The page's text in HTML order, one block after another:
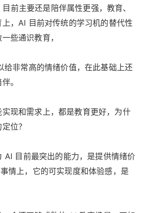
前主要还是陪伴属性更强，教育、
，AI 目前对传统的学习机的替代性
些通识教育，
给非常高的情绪价值，在此基础上还
。
现和需求上，都是教育更好，为什
位？
AI 目前最突出的能力，是提供情绪价
情上，它的可实现度和体验感，是